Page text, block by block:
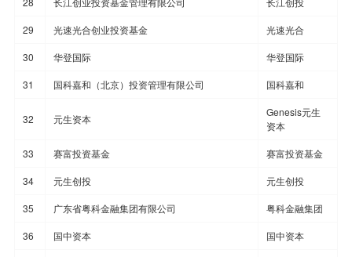
29 光速光合创业投资基金 光速光合
30 华登国际 华登国际
31 国科嘉和（北京）投资管理有限公司 国科嘉和
32 元生资本
Genesis元生
资本
33 赛富投资基金 赛富投资基金
34 元生创投 元生创投
35 广东省粤科金融集团有限公司 粤科金融集团
36 国中资本 国中资本